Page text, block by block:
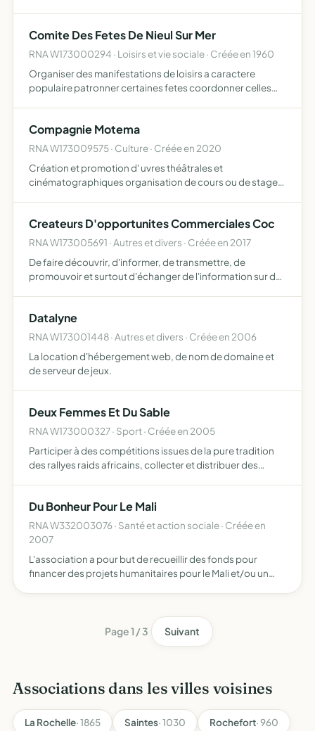
Comite Des Fetes De Nieul Sur Mer
RNA W173000294 · Loisirs et vie sociale · Créée en 1960
Organiser des manifestations de loisirs a caractere
populaire patronner certaines fetes coordonner celles
d'intervent…
Compagnie Motema
RNA W173009575 · Culture · Créée en 2020
Création et promotion d' uvres théâtrales et
cinématographiques organisation de cours ou de stages
accessibles à…
Createurs D'opportunites Commerciales Coc
RNA W173005691 · Autres et divers · Créée en 2017
De faire découvrir, d'informer, de transmettre, de
promouvoir et surtout d'échanger de l'information sur des
Datalyne
RNA W173001448 · Autres et divers · Créée en 2006
La location d'hébergement web, de nom de domaine et
de serveur de jeux.
Deux Femmes Et Du Sable
RNA W173000327 · Sport · Créée en 2005
Participer à des compétitions issues de la pure tradition
des rallyes raids africains, collecter et distribuer des
Du Bonheur Pour Le Mali
RNA W332003076 · Santé et action sociale · Créée en
2007
L'association a pour but de recueillir des fonds pour
financer des projets humanitaires pour le Mali et/ou un
Page 1 / 3 Suivant
Associations dans les villes voisines
La Rochelle· 1865 Saintes· 1030 Rochefort· 960